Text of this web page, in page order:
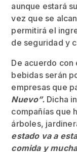
aunque estará
vez que se
permitirá el
de seguridad y
De acuerdo con
bebidas serán
empresas que
Nuevo”.Dicha
compañías que
árboles,
estado va a
comida y